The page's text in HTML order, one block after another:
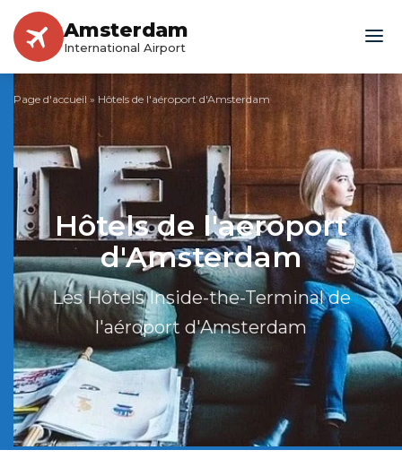
Amsterdam
International Airport
Page d'accueil» Hôtels de l'aéroport d'Amsterdam
Hôtels de l'aéroport
d'Amsterdam
Les Hôtels Inside-the-Terminal de
l'aéroport d'Amsterdam